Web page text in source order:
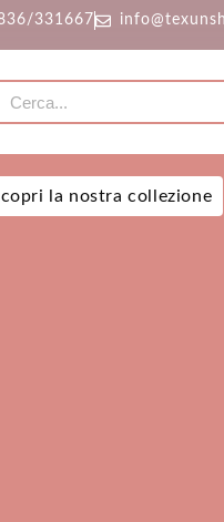
331667
la nostra collezione